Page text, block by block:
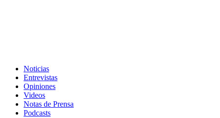
Noticias
Entrevistas
Opiniones
Videos
Notas de Prensa
Podcasts